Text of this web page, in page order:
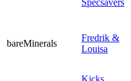
bareMinerals
Fredrik &
Louisa
Kicks